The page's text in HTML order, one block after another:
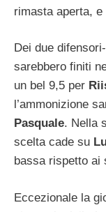
rimasta aperta,
Dei due
sarebbero finiti
un bel 9,5 per
l’ammonizione
Pasquale. Nella
scelta cade su
bassa rispetto ai
Eccezionale la